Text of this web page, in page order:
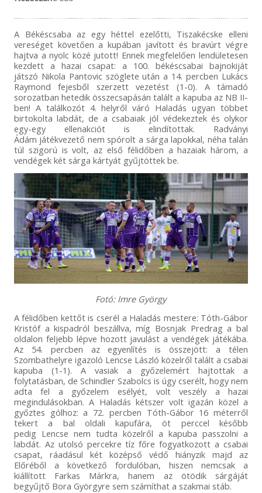
A Békéscsaba az egy héttel ezelőtti, Tiszakécske elleni
vereséget követően a kupában javított és bravúrt végre
hajtva a nyolc közé jutott! Ennek megfelelően lendületesen
kezdett a hazai csapat: a 100. békéscsabai bajnokiját
játszó Nikola Pantovic szöglete után a 14. percben Lukács
Raymond fejesből szerzett vezetést (1-0). A támadó
sorozatban hetedik összecsapásán talált a kapuba az NB II-
ben! A találkozót 4. helyről váró Haladás ugyan többet
birtokolta labdát, de a csabaiak jól védekeztek és olykor
egy-egy ellenakciót is elindítottak. Radványi
Ádám játékvezető nem spórolt a sárga lapokkal, néha talán
túl szigorú is volt, az első félidőben a hazaiak három, a
vendégek két sárga kártyát gyűjtöttek be.
Fotó: Imre György
A félidőben kettőt is cserél a Haladás mestere: Tóth-Gábor
Kristóf a kispadról beszállva, míg Bosnjak Predrag a bal
oldalon feljebb lépve hozott javulást a vendégek játékába.
Az 54. percben az egyenlítés is összejött: a télen
Szombathelyre igazoló Lencse László közelről talált a csabai
kapuba (1-1). A vasiak a győzelemért hajtottak a
folytatásban, de Schindler Szabolcs is úgy cserélt, hogy nem
adta fel a győzelem esélyét, volt veszély a hazai
megindulásokban. A Haladás kétszer volt igazán közel a
győztes gólhoz: a 72. percben Tóth-Gábor 16 méterről
tekert a bal oldali kapufára, öt perccel később
pedig Lencse nem tudta közelről a kapuba passzolni a
labdát. Az utolsó percekre tíz főre fogyatkozott a csabai
csapat, ráadásul két középső védő hiányzik majd az
Előréből a következő fordulóban, hiszen nemcsak a
kiállított Farkas Márkra, hanem az ötödik sárgáját
begyűjtő Bora Györgyre sem számíthat a szakmai stáb.